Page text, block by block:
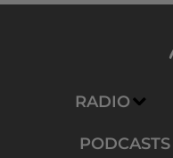
RADIO
PODCASTS